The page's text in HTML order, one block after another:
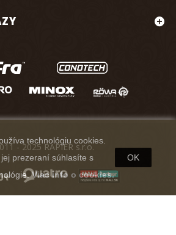
technológiu cookies.
prezeraní súhlasíte s
Viac info o cookies.
OK
- 2025 RAPIER s.r.o.